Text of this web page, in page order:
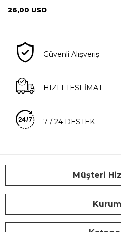
26,00 USD
Güvenli Alışveriş
HIZLI TESLİMAT
7 / 24 DESTEK
Müşteri